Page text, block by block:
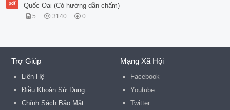
Quốc Oai (Có hướng dẫn chấm)
5 3140 0
Trợ Giúp
Liên Hệ
Điều Khoản Sử Dụng
Chính Sách Bảo Mật
Mạng Xã Hội
Facebook
Youtube
Twitter